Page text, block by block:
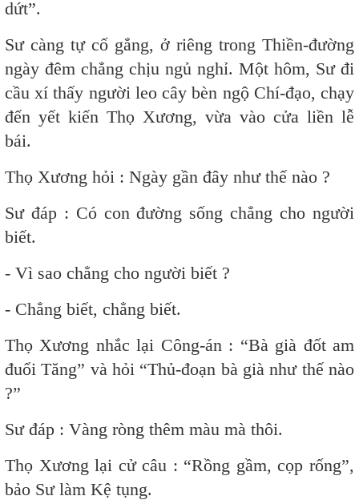
dứt”.
Sư càng tự cố gắng, ở riêng trong Thiền-đường
ngày đêm chẳng chịu ngủ nghỉ. Một hôm, Sư đi
cầu xí thấy người leo cây bèn ngộ Chí-đạo, chạy
đến yết kiến Thọ Xương, vừa vào cửa liền lễ
bái.
Thọ Xương hỏi : Ngày gần đây như thế nào ?
Sư đáp : Có con đường sống chẳng cho người
biết.
- Vì sao chẳng cho người biết ?
- Chẳng biết, chẳng biết.
Thọ Xương nhắc lại Công-án : “Bà già đốt am
đuổi Tăng” và hỏi “Thủ-đoạn bà già như thế nào
?”
Sư đáp : Vàng ròng thêm màu mà thôi.
Thọ Xương lại cử câu : “Rồng gầm, cọp rống”,
bảo Sư làm Kệ tụng.